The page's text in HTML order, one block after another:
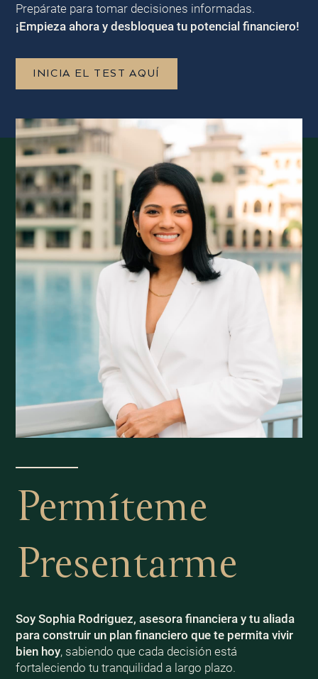
Prepárate para tomar decisiones informadas.
¡Empieza ahora y desbloquea tu potencial financiero!
INICIA EL TEST AQUÍ
Permíteme
Presentarme
Soy Sophia Rodriguez, asesora financiera y tu aliada
para construir un plan financiero que te permita vivir
bien hoy, sabiendo que cada decisión está
fortaleciendo tu tranquilidad a largo plazo.